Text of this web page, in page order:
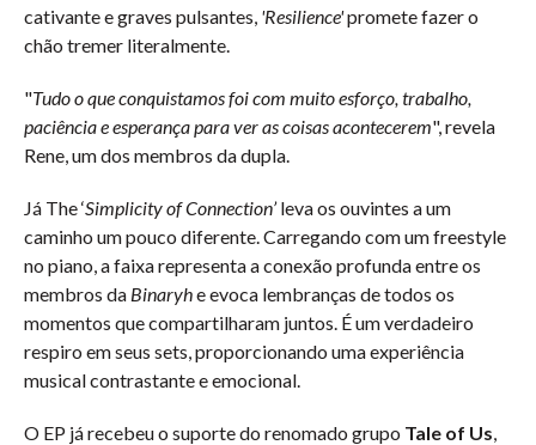
cativante e graves pulsantes, 'Resilience'promete fazer o
chão tremer literalmente.
"Tudo o que conquistamos foi com muito esforço, trabalho,
paciência e esperança para ver as coisas acontecerem", revela
Rene, um dos membros da dupla.
Já The ‘Simplicity of Connection’leva os ouvintes a um
caminho um pouco diferente. Carregando com um freestyle
no piano, a faixa representa a conexão profunda entre os
membros da Binaryhe evoca lembranças de todos os
momentos que compartilharam juntos. É um verdadeiro
respiro em seus sets, proporcionando uma experiência
musical contrastante e emocional.
O EP já recebeu o suporte do renomado grupo Tale of Us,